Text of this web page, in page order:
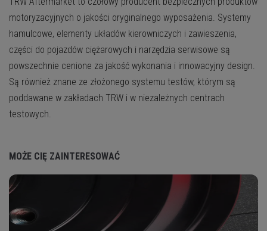
motoryzacyjnych o jakości oryginalnego wyposażenia. Systemy
hamulcowe, elementy układów kierowniczych i zawieszenia,
części do pojazdów ciężarowych i narzędzia serwisowe są
powszechnie cenione za jakość wykonania i innowacyjny design.
Są również znane ze złożonego systemu testów, którym są
poddawane w zakładach TRW i w niezależnych centrach
testowych.
MOŻE CIĘ ZAINTERESOWAĆ